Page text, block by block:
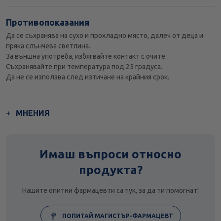
Противопоказания
Да се съхранява на сухо и прохладно място, далеч от деца и
пряка слънчева светлина.
За външна употреба, избягвайте контакт с очите.
Съхранявайте при температура под 25 градуса.
Да не се използва след изтичане на крайния срок.
МНЕНИЯ
Имаш въпроси относно
продукта?
Нашите опитни фармацевти са тук, за да ти помогнат!
ПОПИТАЙ МАГИСТЪР-ФАРМАЦЕВТ